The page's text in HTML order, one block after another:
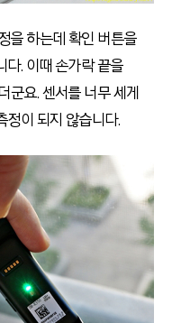
을 하는데 확인 버튼을
다. 이때 손가락 끝을
군요. 센서를 너무 세게
정이 되지 않습니다.